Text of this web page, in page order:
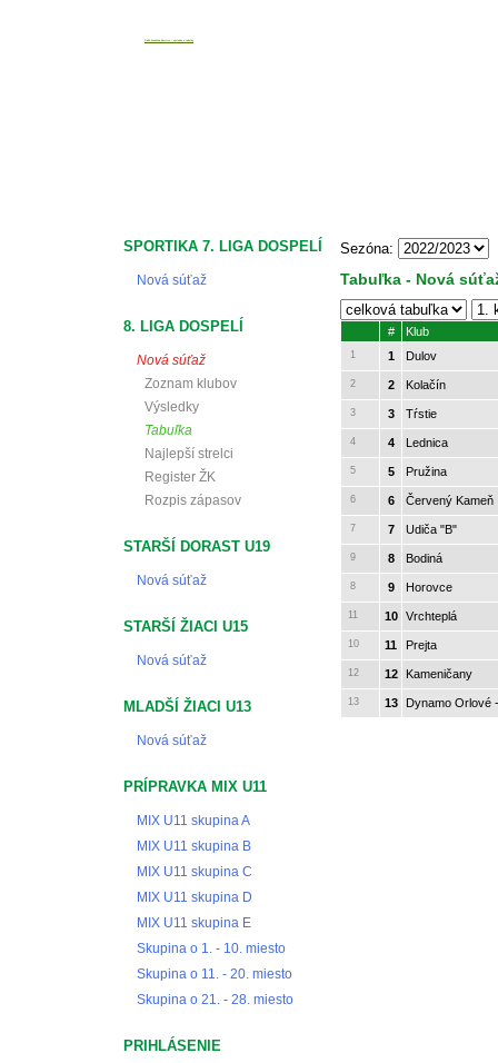
SPORTIKA 7. LIGA DOSPELÍ
Nová súťaž
8. LIGA DOSPELÍ
Nová súťaž
Zoznam klubov
Výsledky
Tabuľka
Najlepší strelci
Register ŽK
Rozpis zápasov
STARŠÍ DORAST U19
Nová súťaž
STARŠÍ ŽIACI U15
Nová súťaž
MLADŠÍ ŽIACI U13
Nová súťaž
PRÍPRAVKA MIX U11
MIX U11 skupina A
MIX U11 skupina B
MIX U11 skupina C
MIX U11 skupina D
MIX U11 skupina E
Skupina o 1. - 10. miesto
Skupina o 11. - 20. miesto
Skupina o 21. - 28. miesto
PRIHLÁSENIE
Sezóna:
Tabuľka - Nová
# Klub
1 1 Dulov
2 2 Kolačín
3 3 Tŕstie
4 4 Lednica
5 5 Pružina
6 6 Červený Kameň
7 7 Udiča "B"
9 8 Bodiná
8 9 Horovce
11 10 Vrchteplá
10 11 Prejta
12 12 Kameničany
13 13 Dynamo Orlové